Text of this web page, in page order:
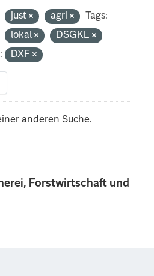
Forstwirtschaft und
just agri
Tags:
lokal
DSGKL
DXF
anderen Suche.